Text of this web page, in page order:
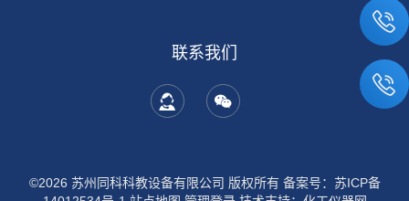
联系我们
©2026 苏州同科科教设备有限公司 版权所有 备案号：苏ICP备